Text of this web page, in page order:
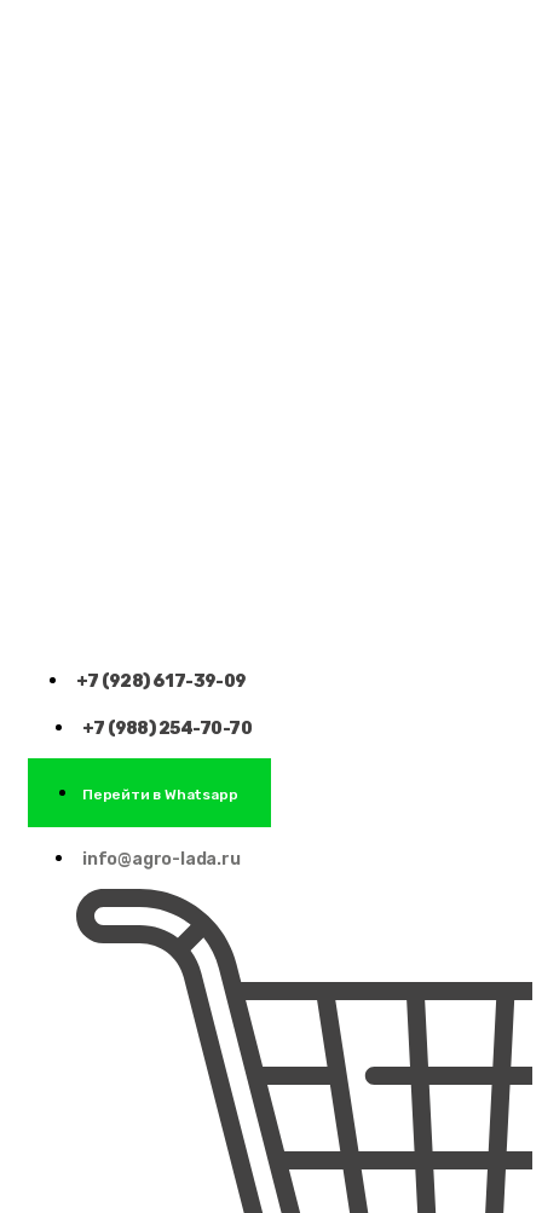
+7 (928) 617-39-09
+7 (988) 254-70-70
Перейти в Whatsapp
info@agro-lada.ru